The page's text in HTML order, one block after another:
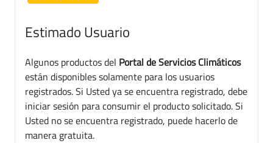
Estimado Usuario
Algunos productos del Portal de Servicios Climáticos
están disponibles solamente para los usuarios
registrados. Si Usted ya se encuentra registrado, debe
iniciar sesión para consumir el producto solicitado. Si
Usted no se encuentra registrado, puede hacerlo de
manera gratuita.